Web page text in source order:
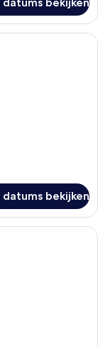
met een bed, een
bekijken
met een